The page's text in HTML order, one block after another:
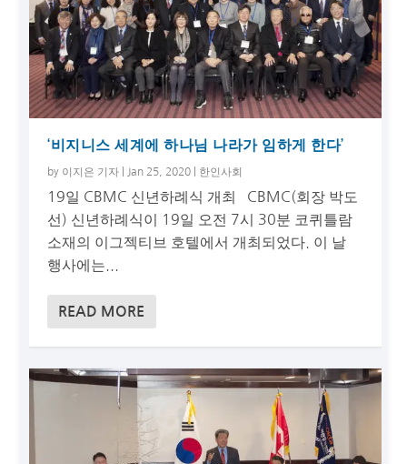
‘비지니스 세계에 하나님 나라가 임하게 한다’
by 이지은 기자 Jan 25, 2020 한인사회
19일 CBMC 신년하례식 개최 CBMC(회장 박도
선) 신년하례식이 19일 오전 7시 30분 코퀴틀람
소재의 이그젝티브 호텔에서 개최되었다. 이 날
행사에는...
READ MORE